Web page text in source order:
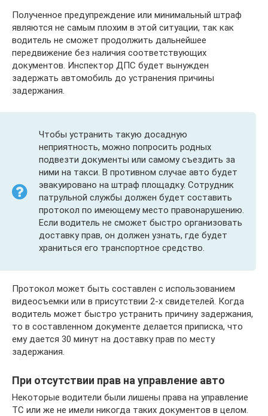
Полученное предупреждение или минимальный штраф
являются не самым плохим в этой ситуации, так как
водитель не сможет продолжить дальнейшее
передвижение без наличия соответствующих
документов. Инспектор ДПС будет вынужден
задержать автомобиль до устранения причины
задержания.
Чтобы устранить такую досадную
неприятность, можно попросить родных
подвезти документы или самому съездить за
ними на такси. В противном случае авто будет
эвакуировано на штраф площадку. Сотрудник
патрульной службы должен будет составить
протокол по имеющему место правонарушению.
Если водитель не сможет быстро организовать
доставку прав, он должен узнать, где будет
храниться его транспортное средство.
Протокол может быть составлен с использованием
видеосъемки или в присутствии 2-х свидетелей. Когда
водитель может быстро устранить причину задержания,
то в составленном документе делается приписка, что
ему дается 30 минут на доставку прав по месту
задержания.
При отсутствии прав на управление авто
Некоторые водители были лишены права на управление
ТС или же не имели никогда таких документов в целом.